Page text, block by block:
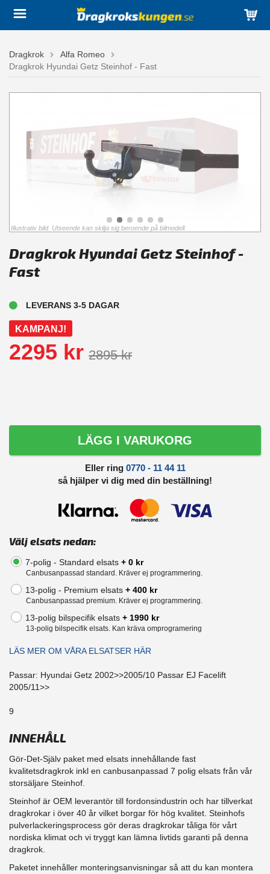
Dragkrok
Alfa Romeo
Dragkrok Hyundai Getz Steinhof - Fast
Illustrativ bild. Utseende kan skilja sig beroende på bilmodell.
Dragkrok Hyundai Getz Steinhof -
Fast
LEVERANS 3-5 DAGAR
KAMPANJ!
2295 kr 2895 kr
LÄGG I VARUKORG
Eller ring 0770 - 11 44 11
så hjälper vi dig med din beställning!
Välj elsats nedan:
7-polig - Standard elsats + 0 kr
Canbusanpassad standard. Kräver ej programmering.
13-polig - Premium elsats + 400 kr
Canbusanpassad premium. Kräver ej programmering.
13-polig bilspecifik elsats + 1990 kr
13-polig bilspecifik elsats. Kan kräva omprogramering
LÄS MER OM VÅRA ELSATSER HÄR
Passar: Hyundai Getz 2002>>2005/10 Passar EJ Facelift
2005/11>>
9
INNEHÅLL
Gör-Det-Själv paket med elsats innehållande fast
kvalitetsdragkrok inkl en canbusanpassad 7 polig elsats från vår
storsäljare Steinhof.
Steinhof är OEM leverantör till fordonsindustrin och har tillverkat
dragkrokar i över 40 år vilket borgar för hög kvalitet. Steinhofs
pulverlackeringsprocess gör deras dragkrokar tåliga för vårt
nordiska klimat och vi tryggt kan lämna livtids garanti på denna
dragkrok.
Paketet innehåller monteringsanvisningar så att du kan montera